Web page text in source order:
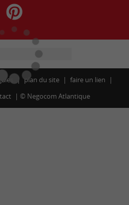
plan du site
faire un lien
© Negocom Atlantique